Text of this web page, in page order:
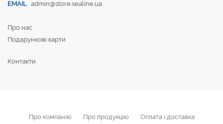
EMAIL admin@store.sealine.ua
Про нас
Подарункові карти
Контакти
Про компанію Про продукцію Оплата і доставка